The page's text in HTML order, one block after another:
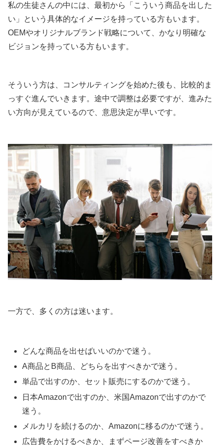
私の生徒さんの中には、最初から「こういう商品を出した
い」という具体的なイメージを持っている方もいます。
OEMやオリジナルブランド戦略について、かなり明確な
ビジョンを持っている方もいます。
そういう方は、コンサルティングを始めた後も、比較的ま
っすぐ進んでいきます。途中で調整は必要ですが、進みた
い方向が見えているので、意思決定が早いです。
一方で、多くの方は迷います。
どんな商品を出せばいいのかで迷う。
A商品とB商品、どちらを出すべきかで迷う。
単品で出すのか、セット販売にするのかで迷う。
日本Amazonで出すのか、米国Amazonで出すのかで
迷う。
メルカリを続けるのか、Amazonに移るのかで迷う。
広告費をかけるべきか、まずページ改善をすべきか